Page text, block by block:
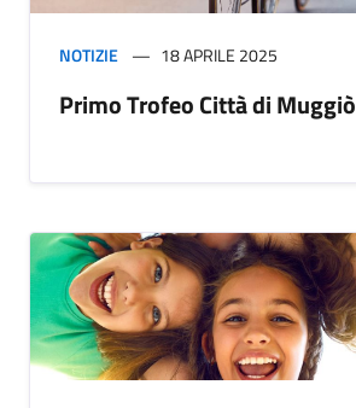
NOTIZIE 18 APRILE 2025
Primo Trofeo Città di Muggiò